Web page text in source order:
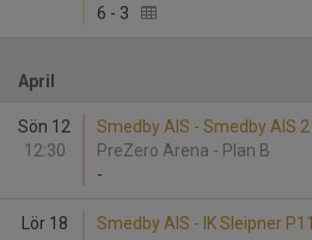
6 - 3
April
Sön 12
12:30
Smedby AIS - Smedby AIS 2
PreZero Arena - Plan B
-
Lör 18
Smedby AIS - IK Sleipner P11